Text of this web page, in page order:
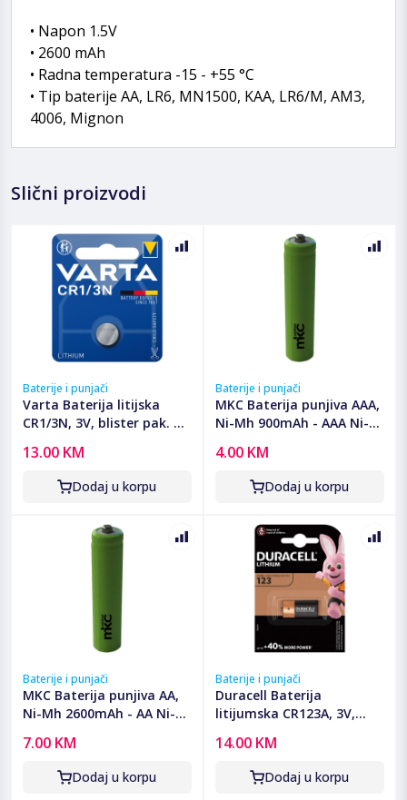
• Napon 1.5V
• 2600 mAh
• Radna temperatura -15 - +55 °C
• Tip baterije AA, LR6, MN1500, KAA, LR6/M, AM3,
4006, Mignon
Slični proizvodi
Baterije i punjači
Varta Baterija litijska
CR1/3N, 3V, blister pak. 1
13.00 KM
Dodaj u korpu
Baterije i punjači
MKC Baterija punjiva AAA,
Ni-Mh 900mAh - AAA Ni-
4.00 KM
Dodaj u korpu
Baterije i punjači
MKC Baterija punjiva AA,
Ni-Mh 2600mAh - AA Ni-
7.00 KM
Dodaj u korpu
Baterije i punjači
Duracell Baterija
litijumska CR123A, 3V,
14.00 KM
Dodaj u korpu